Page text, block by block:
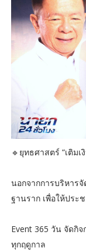
🔹ยุทธศาสตร์ “เติม
นอกจากการบริหารจั
ฐานราก เพื่อให้ประ
Event 365 วัน จัดกิ
ทุกฤดูกาล